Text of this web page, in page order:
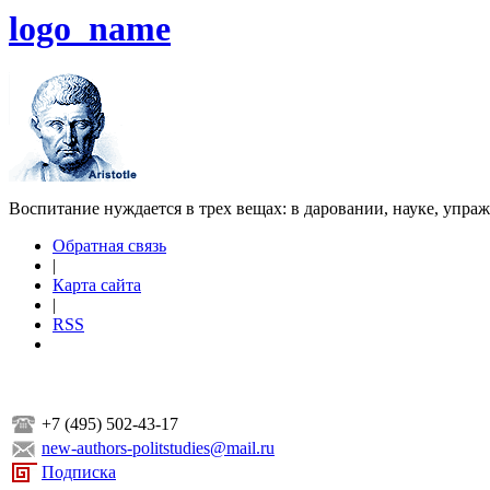
logo_name
Воспитание нуждается в трех вещах: в даровании, науке,
Обратная связь
|
Карта сайта
|
RSS
+7 (495) 502-43-17
new-authors-politstudies@mail.ru
Подписка